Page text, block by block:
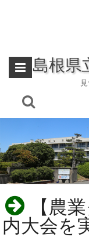
島根県
【農
内大会を